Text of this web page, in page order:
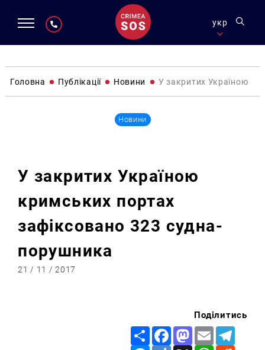
укр
Головна Публікації Новини У закритих Україною
Новини
У закритих Україною
кримських портах
зафіксовано 323 судна-
порушника
21 / 11 / 2017
Поділитись
Share FacebookMastodon
Email